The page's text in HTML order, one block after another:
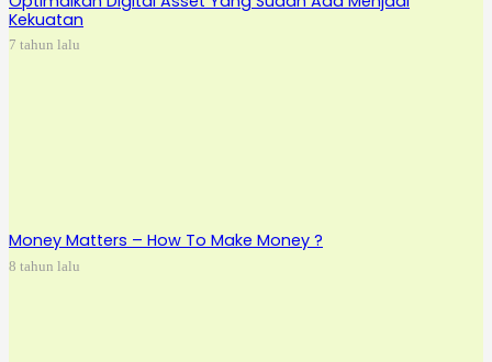
Kekuatan
7 tahun lalu
Money Matters – How To Make Money ?
8 tahun lalu